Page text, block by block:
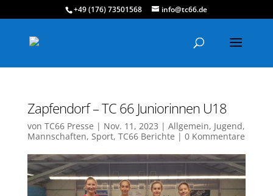
+49 (176) 73501568 info@tc66.de
Zapfendorf – TC 66 Juniorinnen U18
von TC66 Presse | Nov. 11, 2023 | Allgemein, Jugend,
Mannschaften, Sport, TC66 Berichte | 0 Kommentare